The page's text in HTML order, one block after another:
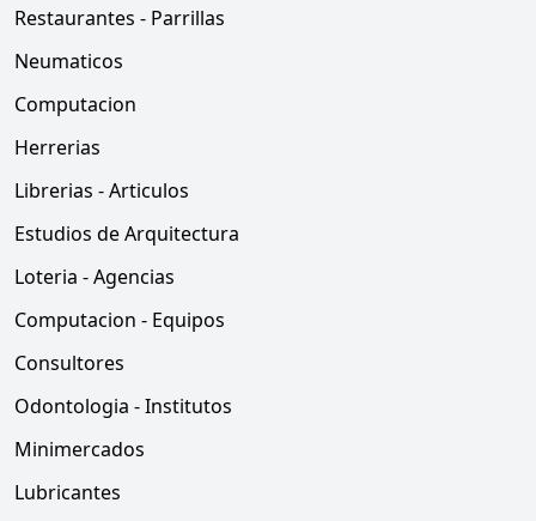
Restaurantes - Parrillas
Neumaticos
Computacion
Herrerias
Librerias - Articulos
Estudios de Arquitectura
Loteria - Agencias
Computacion - Equipos
Consultores
Odontologia - Institutos
Minimercados
Lubricantes